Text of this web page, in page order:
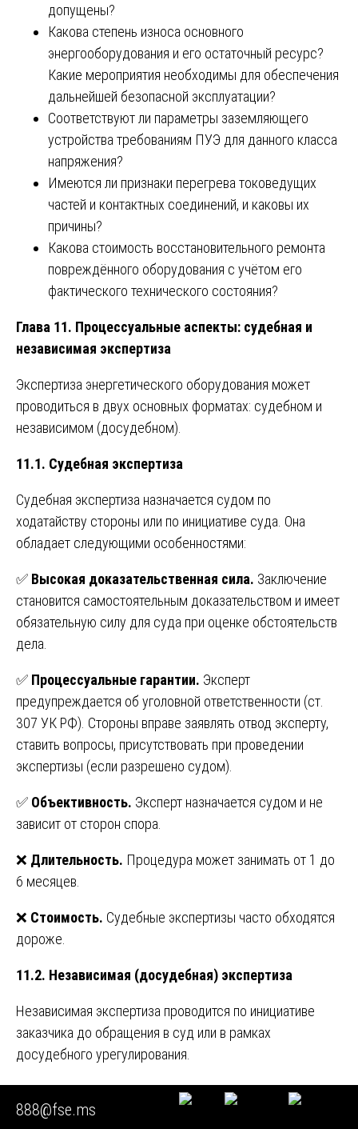
допущены?
Какова степень износа основного
энергооборудования и его остаточный ресурс?
Какие мероприятия необходимы для обеспечения
дальнейшей безопасной эксплуатации?
Соответствуют ли параметры заземляющего
устройства требованиям ПУЭ для данного класса
напряжения?
Имеются ли признаки перегрева токоведущих
частей и контактных соединений, и каковы их
причины?
Какова стоимость восстановительного ремонта
повреждённого оборудования с учётом его
фактического технического состояния?
Глава 11. Процессуальные аспекты: судебная и
независимая экспертиза
Экспертиза энергетического оборудования может
проводиться в двух основных форматах: судебном и
независимом (досудебном).
11.1. Судебная экспертиза
Судебная экспертиза назначается судом по
ходатайству стороны или по инициативе суда. Она
обладает следующими особенностями:
✅ Высокая доказательственная сила. Заключение
становится самостоятельным доказательством и имеет
обязательную силу для суда при оценке обстоятельств
дела.
✅ Процессуальные гарантии. Эксперт
предупреждается об уголовной ответственности (ст.
307 УК РФ). Стороны вправе заявлять отвод эксперту,
ставить вопросы, присутствовать при проведении
экспертизы (если разрешено судом).
✅ Объективность. Эксперт назначается судом и не
зависит от сторон спора.
❌ Длительность. Процедура может занимать от 1 до
6 месяцев.
❌ Стоимость. Судебные экспертизы часто обходятся
дороже.
11.2. Независимая (досудебная) экспертиза
Независимая экспертиза проводится по инициативе
заказчика до обращения в суд или в рамках
досудебного урегулирования.
✅Оперативность.Заключение можно получить
значительно быстрее.
888@fse.ms